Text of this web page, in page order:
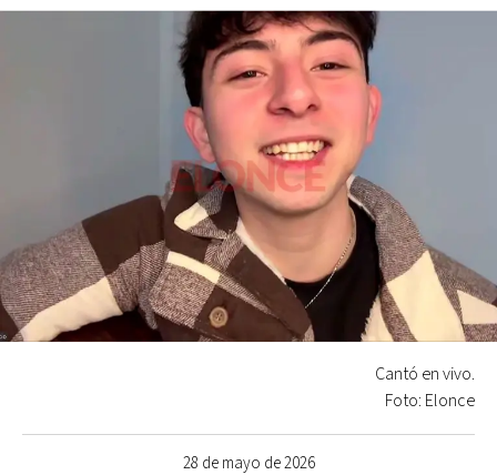
28 de mayo de 2026
Cantó en vivo.
Foto: Elonce